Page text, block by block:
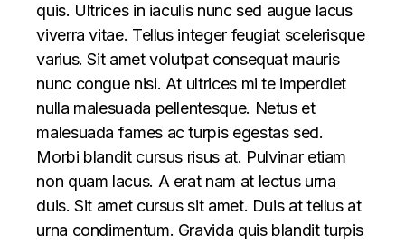
quis. Ultrices in iaculis nunc sed augue lacus
viverra vitae. Tellus integer feugiat scelerisque
varius. Sit amet volutpat consequat mauris
nunc congue nisi. At ultrices mi te imperdiet
nulla malesuada pellentesque. Netus et
malesuada fames ac turpis egestas sed.
Morbi blandit cursus risus at. Pulvinar etiam
non quam lacus. A erat nam at lectus urna
duis. Sit amet cursus sit amet. Duis at tellus at
urna condimentum. Gravida quis blandit turpis